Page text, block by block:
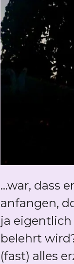
...war, dass
anfangen,
ja
belehrt
(fast) alles